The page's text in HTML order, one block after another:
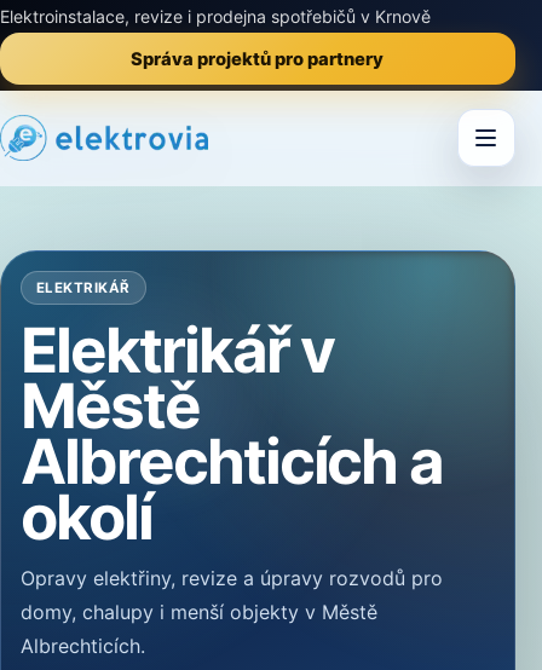
Elektroinstalace, revize i prodejna spotřebičů v Krnově
Správa projektů pro partnery
ELEKTRIKÁŘ
Elektrikář v
Městě
Albrechticích a
okolí
Opravy elektřiny, revize a úpravy rozvodů pro
domy, chalupy i menší objekty v Městě
Albrechticích.